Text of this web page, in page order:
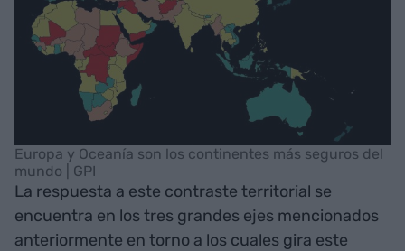
Europa y Oceanía son los continentes más seguros del
mundo | GPI
La respuesta a este contraste territorial se
encuentra en los tres grandes ejes mencionados
anteriormente en torno a los cuales gira este